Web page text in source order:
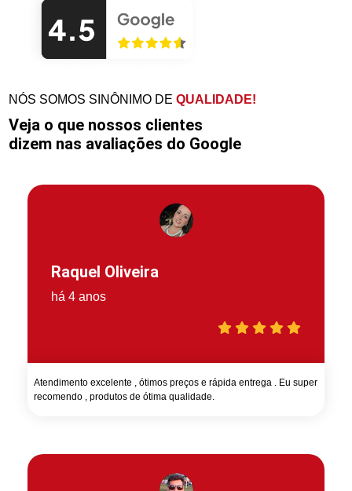
NÓS SOMOS SINÔNIMO DEQUALIDADE!
Veja o que nossos clientes
dizem nas avaliações do Google
Raquel Oliveira
há 4 anos
Atendimento excelente , ótimos preços e rápida entrega . Eu super
recomendo , produtos de ótima qualidade.